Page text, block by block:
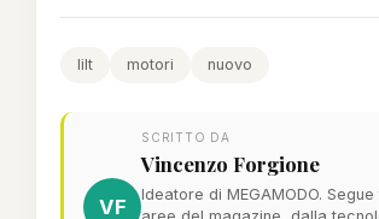
lilt motori nuovo
VF
SCRITTO DA
Vincenzo Forgione
Ideatore di MEGAMODO.